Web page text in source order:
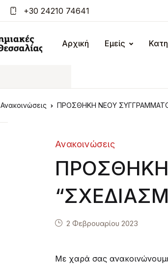
+30 24210 74641
Αρχική Εμείς
Ανακοινώσεις ΠΡΟΣΘΗΚΗ ΝΕΟΥ
Ανακοινώσεις
2 Φεβρουαρίου 2023
Με χαρά σας